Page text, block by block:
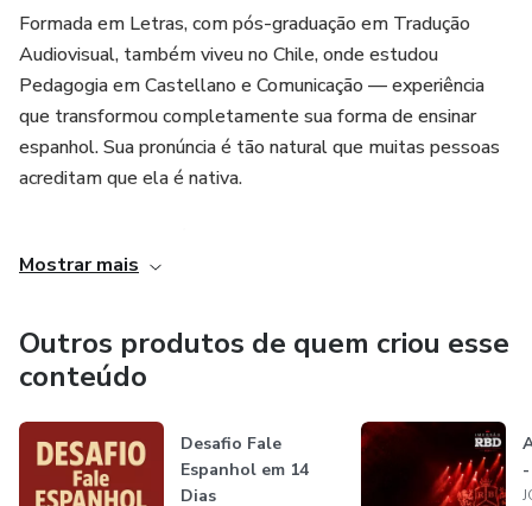
Treinamento conduzido por professora nativa especializada
em espanhol para atendimento internacional, seguindo a
metodologia exclusiva da professora Jordana Borck, focada
em fluência rápida, comunicação profissional e pronúncia
sem portunhol.
Formada em Letras, com pós-graduação em Tradução
Audiovisual, também viveu no Chile, onde estudou
Pedagogia em Castellano e Comunicação — experiência
que transformou completamente sua forma de ensinar
espanhol. Sua pronúncia é tão natural que muitas pessoas
acreditam que ela é nativa.
adultas que desejam aprender espanhol de forma prática,
Jordana acredita que fluência não depende de decorar
regras infinitas, mas de prática estratégica, imersão e
desenvolvimento da pronúncia desde o início.
Seu método utiliza aula invertida: a aluna estuda o
conteúdo antes e chega ao encontro ao vivo pronta para
Mostrar mais
Outros produtos de quem criou esse
conteúdo
Desafio Fale
Espanhol em 14
Dias